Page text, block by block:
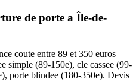
de porte a Île-de-
coute entre 89 et 350 euros
simple (89-150e), cle cassee (99-
porte blindee (180-350e). Devis